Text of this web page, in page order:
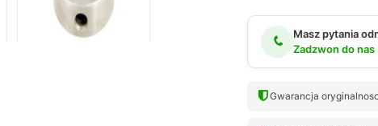
Masz pytania
Zadzwon do nas
Gwarancja